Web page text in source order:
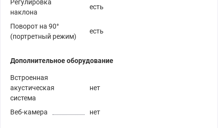
Регулировка
наклона
есть
Поворот на 90°
(портретный режим)
есть
Дополнительное оборудование
Встроенная
акустическая
система
нет
Веб-камера нет